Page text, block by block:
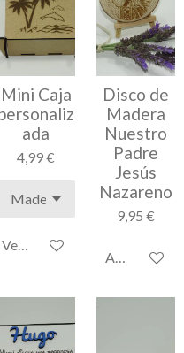
Mini Caja
ada
4,99 €
Ver detalles
Disco de
Madera
Nuestro
Padre
Jesús
Nazareno
9,95 €
Añadir al